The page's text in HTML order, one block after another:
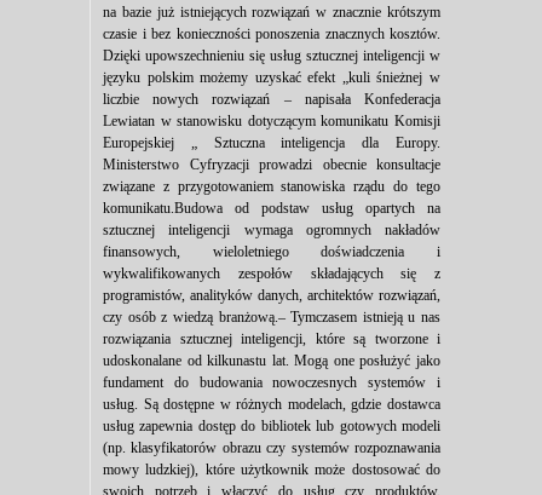
na bazie już istniejących rozwiązań w znacznie krótszym
czasie i bez konieczności ponoszenia znacznych kosztów.
Dzięki upowszechnieniu się usług sztucznej inteligencji w
języku polskim możemy uzyskać efekt „kuli śnieżnej w
liczbie nowych rozwiązań – napisała Konfederacja
Lewiatan w stanowisku dotyczącym komunikatu Komisji
Europejskiej „ Sztuczna inteligencja dla Europy.
Ministerstwo Cyfryzacji prowadzi obecnie konsultacje
związane z przygotowaniem stanowiska rządu do tego
komunikatu.Budowa od podstaw usług opartych na
sztucznej inteligencji wymaga ogromnych nakładów
finansowych, wieloletniego doświadczenia i
wykwalifikowanych zespołów składających się z
programistów, analityków danych, architektów rozwiązań,
czy osób z wiedzą branżową.– Tymczasem istnieją u nas
rozwiązania sztucznej inteligencji, które są tworzone i
udoskonalane od kilkunastu lat. Mogą one posłużyć jako
fundament do budowania nowoczesnych systemów i
usług. Są dostępne w różnych modelach, gdzie dostawca
usług zapewnia dostęp do bibliotek lub gotowych modeli
(np. klasyfikatorów obrazu czy systemów rozpoznawania
mowy ludzkiej), które użytkownik może dostosować do
swoich potrzeb i włączyć do usług czy produktów.